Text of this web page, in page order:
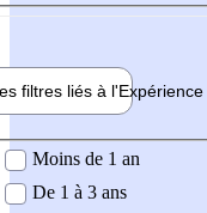
filtres liés à l'Expérience
demandée
Moins de 1 an
De 1 à 3 ans